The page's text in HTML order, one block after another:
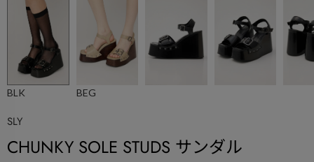
BLK BEG
SLY
CHUNKY SOLE STUDS サンダル